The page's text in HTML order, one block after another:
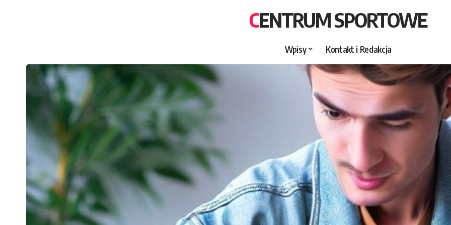
CENTRUM SPORTOWE
Wpisy Kontakt i Redakcja